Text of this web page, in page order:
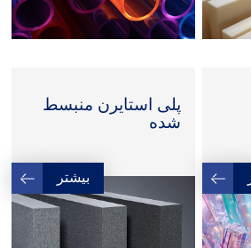
پلی استایرن منبسط
شده
بیشتر